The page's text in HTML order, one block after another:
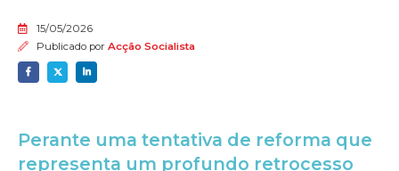
15/05/2026
Publicado por Acção Socialista
Perante uma tentativa de reforma que
representa um profundo retrocesso